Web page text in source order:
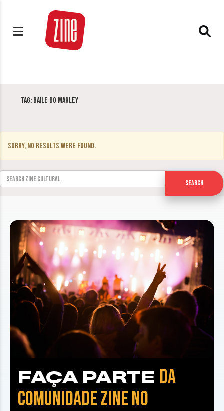
Tag: Baile do Marley
Sorry, no results were found.
Search for:
Search
FAÇA PARTE DA
COMUNIDADE ZINE NO